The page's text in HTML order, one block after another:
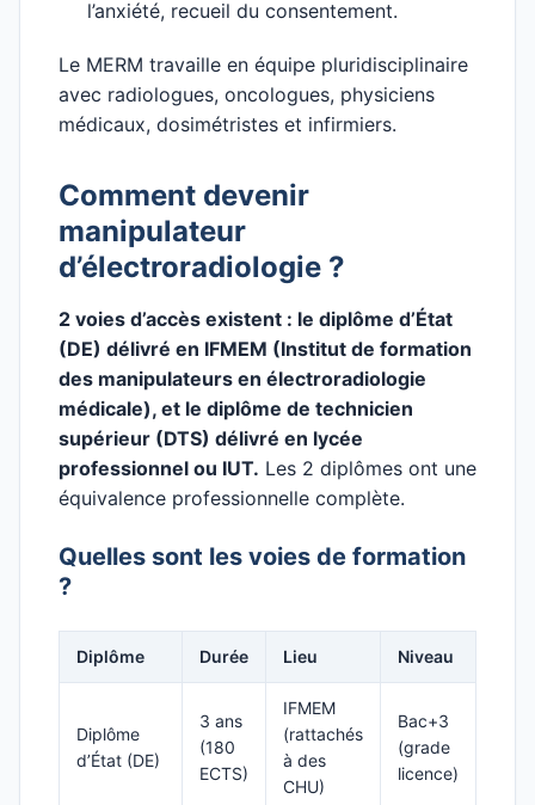
l’anxiété, recueil du consentement.
Le MERM travaille en équipe pluridisciplinaire
avec radiologues, oncologues, physiciens
médicaux, dosimétristes et infirmiers.
Comment devenir
manipulateur
d’électroradiologie ?
2 voies d’accès existent : le diplôme d’État
(DE) délivré en IFMEM (Institut de formation
des manipulateurs en électroradiologie
médicale), et le diplôme de technicien
supérieur (DTS) délivré en lycée
professionnel ou IUT. Les 2 diplômes ont une
équivalence professionnelle complète.
Quelles sont les voies de formation
?
Diplôme Durée Lieu Niveau
Diplôme
d’État (DE)
3 ans
(180
ECTS)
IFMEM
(rattachés
à des
CHU)
Bac+3
(grade
licence)